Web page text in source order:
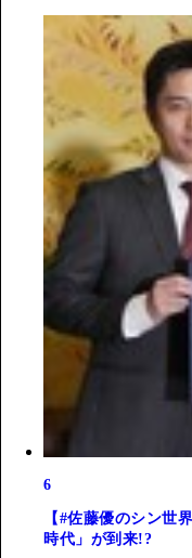
6
【#佐藤優のシン世
時代」が到来!?